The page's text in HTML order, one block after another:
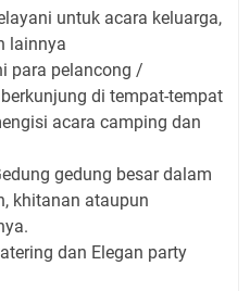
untuk acara keluarga,
lainnya
para pelancong /
di tempat-tempat
acara camping dan
gedung besar dalam
khitanan ataupun
dan Elegan party